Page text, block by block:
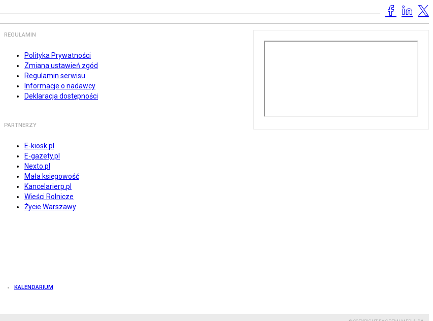
REGULAMIN
Polityka Prywatności
Zmiana ustawień zgód
Regulamin serwisu
Informacje o nadawcy
Deklaracja dostępności
PARTNERZY
E-kiosk.pl
E-gazety.pl
Nexto.pl
Mała księgowość
Kancelarierp.pl
Wieści Rolnicze
Życie Warszawy
KALENDARIUM